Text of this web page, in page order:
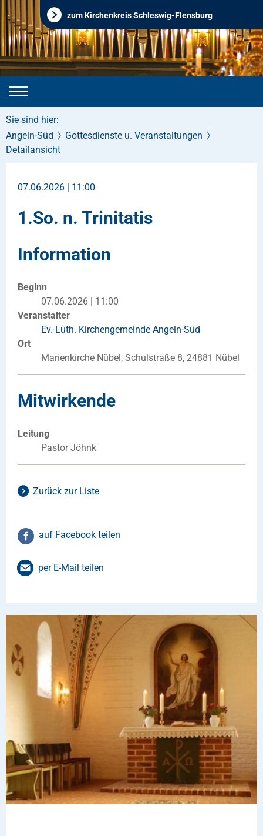
zum Kirchenkreis Schleswig-Flensburg
Sie sind hier:
Angeln-Süd
Gottesdienste u. Veranstaltungen
Detailansicht
07.06.2026 | 11:00
1.So. n. Trinitatis
Information
Beginn
07.06.2026 | 11:00
Veranstalter
Ev.-Luth. Kirchengemeinde Angeln-Süd
Ort
Marienkirche Nübel, Schulstraße 8, 24881 Nübel
Mitwirkende
Leitung
Pastor Jöhnk
Zurück zur Liste
auf Facebook teilen
per E-Mail teilen